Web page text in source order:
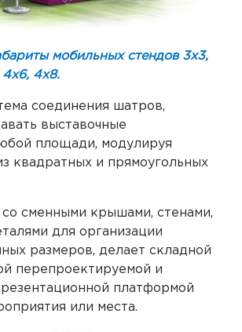
мобильных стендов 3х3,
4х8.
соединения шатров,
выставочные
площади, модулируя
квадратных и прямоугольных
сменными крышами, стенами,
для организации
размеров, делает складной
перепроектируемой и
платформой
или места.